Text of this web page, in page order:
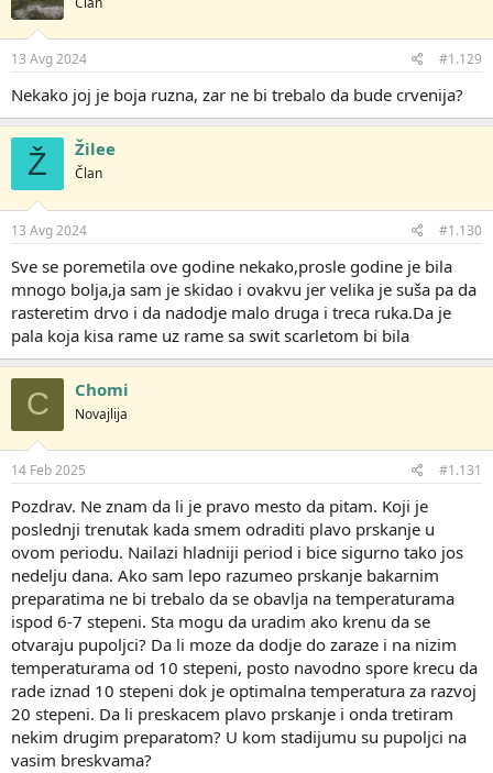
v
a
n
j
:
13 Avg 2024 #1.129
Nekako joj je boja ruzna, zar ne bi trebalo da bude crvenija?
Ž Žilee
Član
13 Avg 2024 #1.130
Sve se poremetila ove godine nekako,prosle godine je bila
mnogo bolja,ja sam je skidao i ovakvu jer velika je suša pa da
rasteretim drvo i da nadodje malo druga i treca ruka.Da je
pala koja kisa rame uz rame sa swit scarletom bi bila
C Chomi
Novajlija
14 Feb 2025 #1.131
Pozdrav. Ne znam da li je pravo mesto da pitam. Koji je
poslednji trenutak kada smem odraditi plavo prskanje u
ovom periodu. Nailazi hladniji period i bice sigurno tako jos
nedelju dana. Ako sam lepo razumeo prskanje bakarnim
preparatima ne bi trebalo da se obavlja na temperaturama
ispod 6-7 stepeni. Sta mogu da uradim ako krenu da se
otvaraju pupoljci? Da li moze da dodje do zaraze i na nizim
temperaturama od 10 stepeni, posto navodno spore krecu da
rade iznad 10 stepeni dok je optimalna temperatura za razvoj
20 stepeni. Da li preskacem plavo prskanje i onda tretiram
nekim drugim preparatom? U kom stadijumu su pupoljci na
vasim breskvama?